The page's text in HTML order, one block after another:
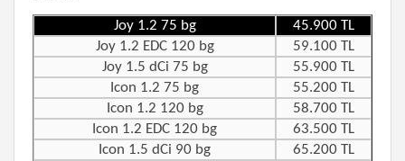
Joy 1.2 75 bg
45.900 TL
Joy 1.2 EDC 120 bg
59.100 TL
Joy 1.5 dCi 75 bg
55.900 TL
Icon 1.2 75 bg
55.200 TL
Icon 1.2 120 bg
58.700 TL
Icon 1.2 EDC 120 bg
63.500 TL
Icon 1.5 dCi 90 bg
65.200 TL